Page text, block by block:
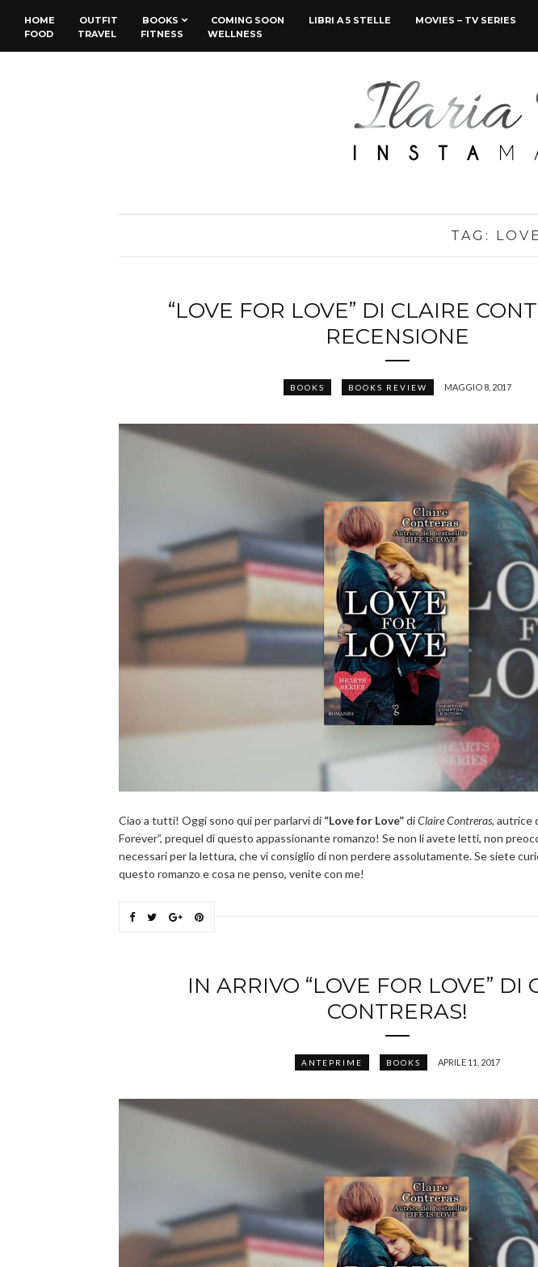
HOME OUTFIT BOOKS COMING SOON LIBRI A 5 STELLE
MOVIES – TV SERIES
FOOD
TRAVEL FITNESS WELLNESS
TAG:
“LOVE FOR LOVE” DI CLAIRE
RECENSIONE
BOOKS BOOKS REVIEW MAGGIO 8, 2017
Ciao a tutti! Oggi sono qui per parlarvi di “Love for Love”diClaire Contreras, autrice
Forever”, prequel di questo appassionante romanzo! Se non li avete letti, non
necessari per la lettura, che vi consiglio di non perdere assolutamente. Se siete
questo romanzo e cosa ne penso, venite con me!
IN ARRIVO “LOVE FOR LOVE” DI
CONTRERAS!
ANTEPRIME BOOKS APRILE 11, 2017